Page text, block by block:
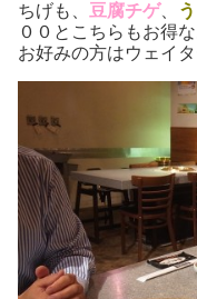
ちげも、 豆腐チゲ、
００とこちらもお得
お好みの方はウェイ